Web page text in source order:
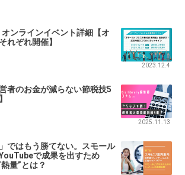
オンラインイベント詳細【オ
れぞれ開催】
2023.12.4
者のお金が減らない節税技5
2025.11.13
ではもう勝てない。スモール
で成果を出すため
量”とは？